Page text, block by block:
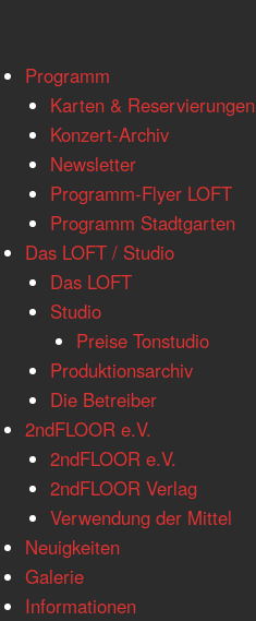
www.loftkoeln.de
navigation
Skip
content
Programm
Karten & Reservierungen
Konzert-Archiv
Newsletter
Programm-Flyer LOFT
Programm Stadtgarten
Das LOFT / Studio
Das LOFT
Studio
Preise Tonstudio
Produktionsarchiv
Die Betreiber
2ndFLOOR e.V.
2ndFLOOR e.V.
2ndFLOOR Verlag
Verwendung der Mittel
Neuigkeiten
Galerie
Informationen